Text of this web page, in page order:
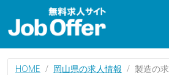
HOME 岡山県の求人情報 製造の